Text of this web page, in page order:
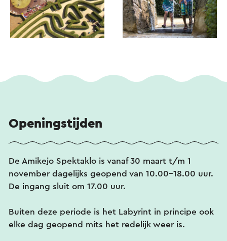
Bij Taverne de Grenssteen (direct naast het
labyrint) kun je op het terras genieten van een
heerlijke kop koffie met Limburgse vlaai of een
Openingstijden
De Amikejo Spektaklo is vanaf 30 maart t/m 1
november dagelijks geopend van 10.00-18.00 uur.
De ingang sluit om 17.00 uur.
Buiten deze periode is het Labyrint in principe ook
elke dag geopend mits het redelijk weer is.